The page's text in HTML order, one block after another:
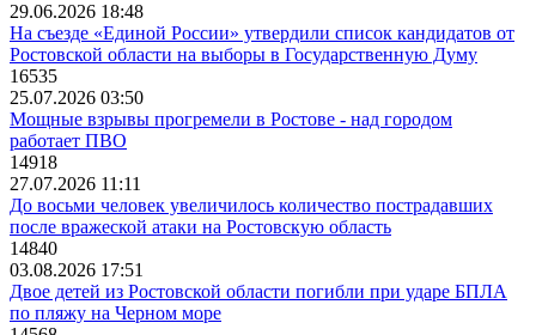
29.06.2026 18:48
На съезде «Единой России» утвердили список кандидатов от
Ростовской области на выборы в Государственную Думу
16535
25.07.2026 03:50
Мощные взрывы прогремели в Ростове - над городом
работает ПВО
14918
27.07.2026 11:11
До восьми человек увеличилось количество пострадавших
после вражеской атаки на Ростовскую область
14840
03.08.2026 17:51
Двое детей из Ростовской области погибли при ударе БПЛА
по пляжу на Черном море